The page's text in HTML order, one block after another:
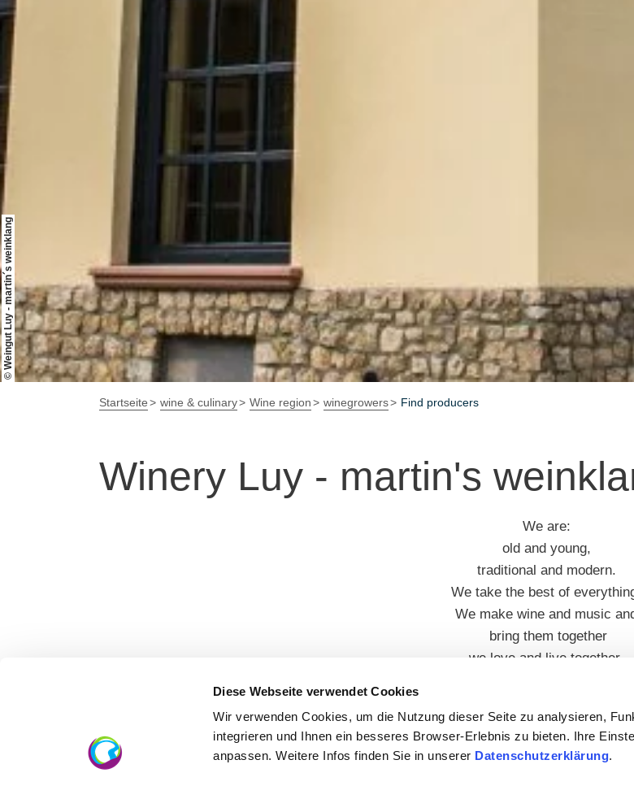
Diese Webseite verwendet Cookies
Wir verwenden Cookies, um die Nutzung dieser Seite zu analysieren,
integrieren und Ihnen ein besseres Browser-Erlebnis zu bieten. Ihre
anpassen. Weitere Infos finden Sie in unserer Datenschutzerklärung.
© Weingut Luy - martin´s weinklang
Startseite wine & culinary Wine region winegrowers Find producers
Winery Luy - martin's
We are:
old and young,
traditional and modern.
We take the best of
We make wine and music
bring them together
we love and live together.
English speaking visitors are